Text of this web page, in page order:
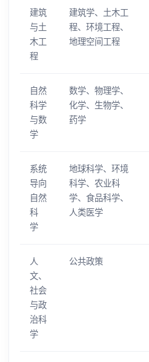
建筑
与土
木工
程
建筑学、土木工
程、环境工程、
地理空间工程
自然
科学
与数
学
数学、物理学、
化学、生物学、
药学
系统
导向
自然
科
学
地球科学、环境
科学、农业科
学、食品科学、
人类医学
人
文、
社会
与政
治科
学
公共政策